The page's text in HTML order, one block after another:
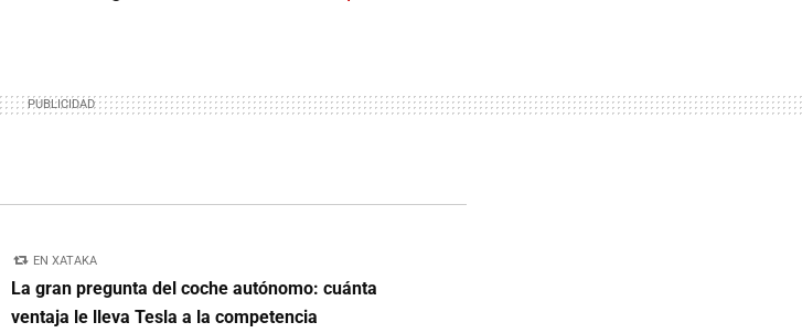
EN XATAKA
La gran pregunta del coche autónomo: cuánta
ventaja le lleva Tesla a la competencia